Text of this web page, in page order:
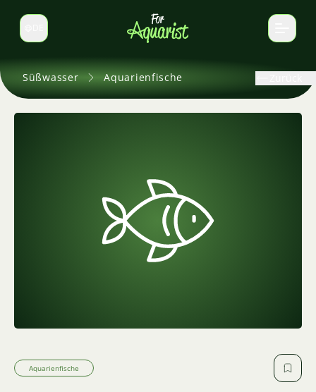
Sprache wechseln
Süßwasser Aquarienfische
Aquarienfische